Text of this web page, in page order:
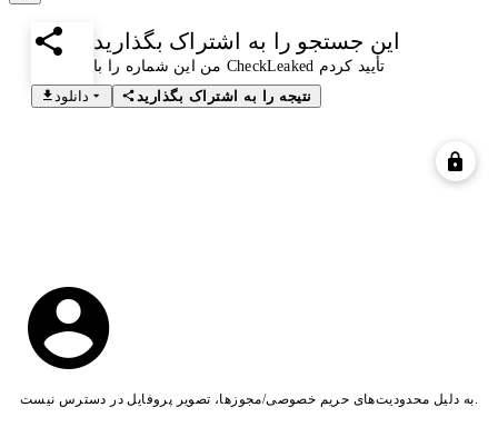
این جستجو را به اشتراک بگذارید
من این شماره را با CheckLeaked تأیید کردم
دانلود
نتیجه را به اشتراک بگذارید
به دلیل محدودیت‌های حریم خصوصی/مجوزها، تصویر پروفایل در دسترس نیست.